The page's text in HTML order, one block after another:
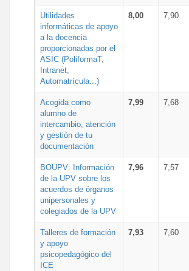
Utilidades
informáticas de apoyo
a la docencia
proporcionadas por el
ASIC (PoliformaT,
Intranet,
Automatrícula...)
8,00 7,90
Acogida como
alumno de
intercambio, atención
y gestión de tu
documentación
7,99 7,68
BOUPV: Información
de la UPV sobre los
acuerdos de órganos
unipersonales y
colegiados de la UPV
7,96 7,57
Talleres de formación
y apoyo
psicopedagógico del
ICE
7,93 7,60